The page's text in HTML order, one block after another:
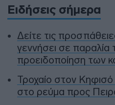
Ειδήσεις σήμερα
Δείτε τις
γεννήσει σε
προειδοποίηση των
Τροχαίο στον
στο ρεύμα προς